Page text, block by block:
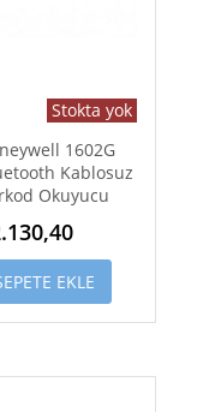
Stokta yok
1602G
Kablosuz
Okuyucu
EKLE